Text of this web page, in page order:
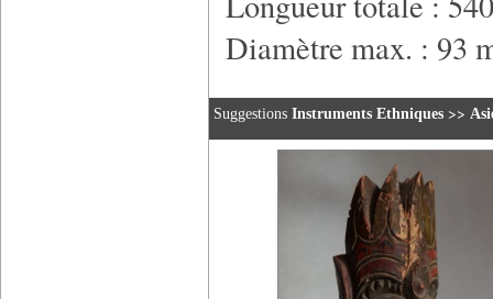
Diamètre max. : 93
Suggestions Instruments Ethniques >>